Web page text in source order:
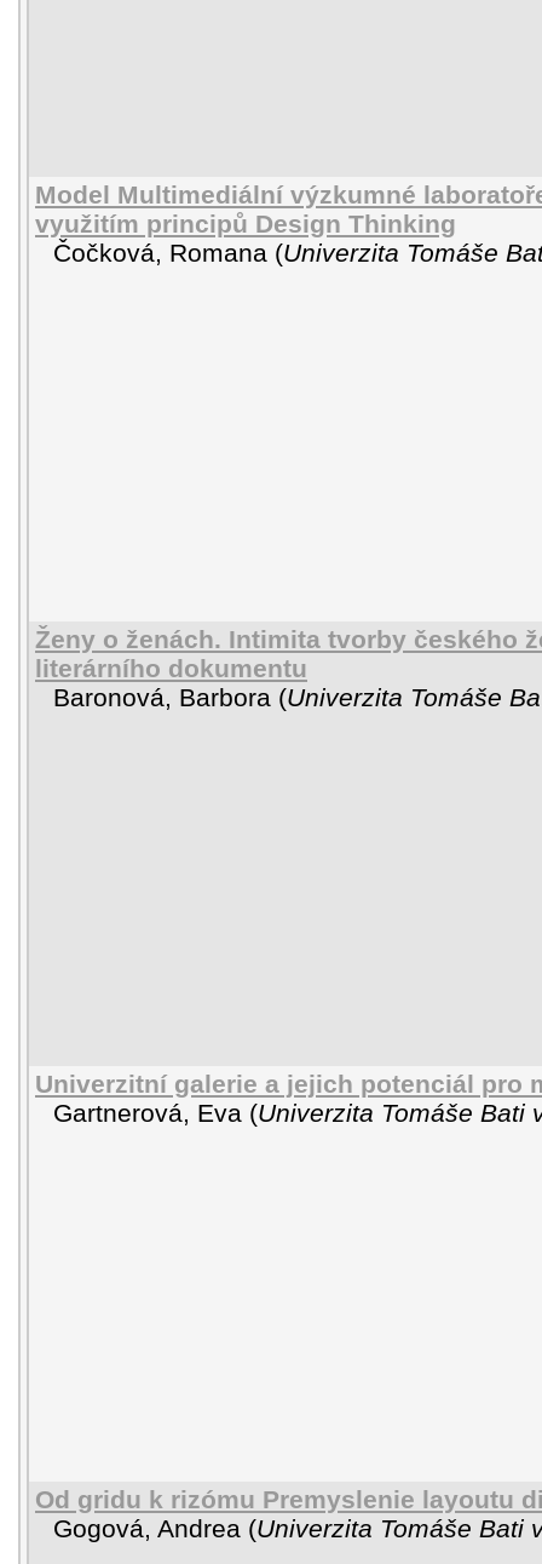
Model Multimediální výzkumné
využitím principů Design Thinking
Čočková, Romana (Univerzita Tomáše
Ženy o ženách. Intimita tvorby českého
literárního dokumentu
Baronová, Barbora (Univerzita Tomáše
Univerzitní galerie a jejich potenciál pro
Gartnerová, Eva (Univerzita Tomáše Bati
Od gridu k rizómu Premyslenie layoutu
Gogová, Andrea (Univerzita Tomáše Bati